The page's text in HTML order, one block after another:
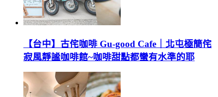
【台中】古侘咖啡 Gu-good Cafe｜北屯極簡侘
寂風靜謐咖啡館~咖啡甜點都蠻有水準的耶